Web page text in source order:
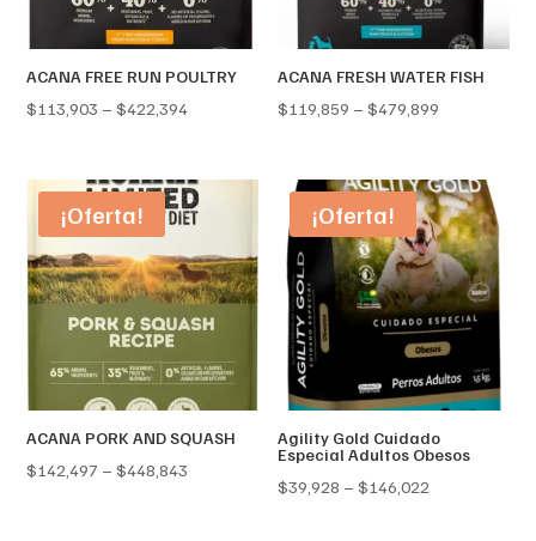
ACANA FREE RUN POULTRY
$113,903 – $422,394Price
through
$422,394
ACANA FRESH WATER FISH
$119,859 – $479,899
through
$479,899
¡Oferta!
ACANA PORK AND SQUASH
$142,497 – $448,843
¡Oferta!
Agility Gold Cuidado
Especial Adultos Obesos
$39,928 – $146,022